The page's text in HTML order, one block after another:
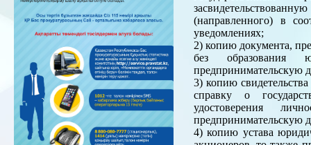
(направленного) в
уведомлениях;
2) копию документа,
без образования
предпринимательскую
3) копию
справку о
удостоверения
предпринимательскую
4) копию устава